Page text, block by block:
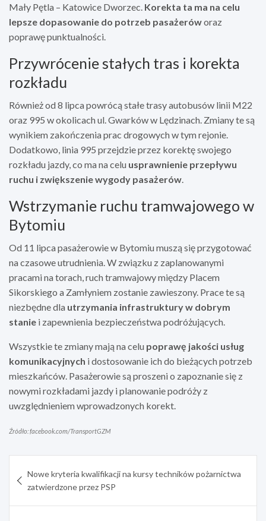
Mały Pętla – Katowice Dworzec. Korekta ta ma na celu
lepsze dopasowanie do potrzeb pasażeróworaz
poprawę punktualności.
Przywrócenie stałych tras i korekta
rozkładu
Również od 8 lipca powrócą stałe trasy autobusów linii M22
oraz 995 w okolicach ul. Gwarków w Lędzinach. Zmiany te są
wynikiem zakończenia prac drogowych w tym rejonie.
Dodatkowo, linia 995 przejdzie przez korektę swojego
rozkładu jazdy, co ma na celu usprawnienie przepływu
ruchu i zwiększenie wygody pasażerów.
Wstrzymanie ruchu tramwajowego w
Bytomiu
Od 11 lipca pasażerowie w Bytomiu muszą się przygotować
na czasowe utrudnienia. W związku z zaplanowanymi
pracami na torach, ruch tramwajowy między Placem
Sikorskiego a Zamłyniem zostanie zawieszony. Prace te są
niezbędne dla utrzymania infrastruktury w dobrym
stanie i zapewnienia bezpieczeństwa podróżujących.
Wszystkie te zmiany mają na celu poprawę jakości usług
komunikacyjnych i dostosowanie ich do bieżących potrzeb
mieszkańców. Pasażerowie są proszeni o zapoznanie się z
nowymi rozkładami jazdy i planowanie podróży z
uwzględnieniem wprowadzonych korekt.
Źródło: facebook.com/TransportGZM
wpisu
Nowe kryteria kwalifikacji na kursy techników pożarnictwa
zatwierdzone przez PSP